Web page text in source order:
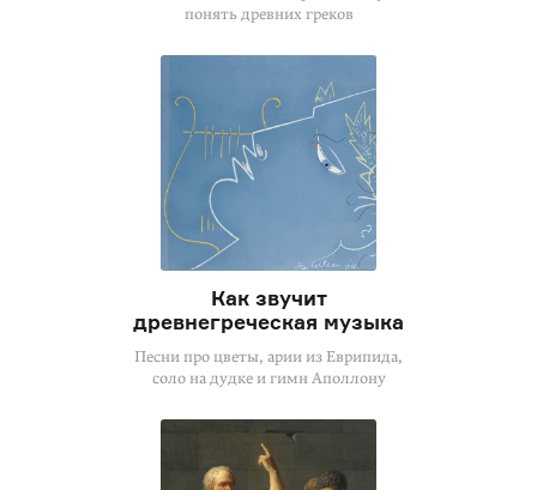
понять древних греков
Как звучит
древнегреческая музыка
Песни про цветы, арии из Еврипида,
соло на дудке и гимн Аполлону